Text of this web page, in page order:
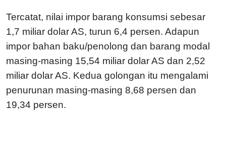
Tercatat, nilai impor barang konsumsi sebesar
1,7 miliar dolar AS, turun 6,4 persen. Adapun
impor bahan baku/penolong dan barang modal
masing-masing 15,54 miliar dolar AS dan 2,52
miliar dolar AS. Kedua golongan itu mengalami
penurunan masing-masing 8,68 persen dan
19,34 persen.